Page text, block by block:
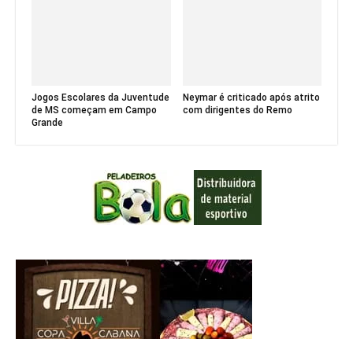
Jogos Escolares da Juventude
de MS começam em Campo
Grande
Neymar é criticado após atrito
com dirigentes do Remo